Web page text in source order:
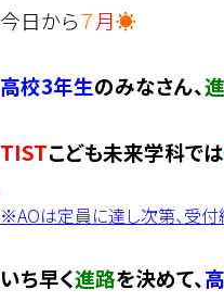
今日から７月☀
高校3年生のみなさん、
TISTこども未来学科では
※AOは定員に達し次第、受付
いち早く進路を決めて、